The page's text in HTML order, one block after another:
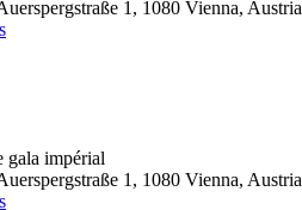
1, 1080 Vienna, Austria
gala impérial
1, 1080 Vienna, Austria